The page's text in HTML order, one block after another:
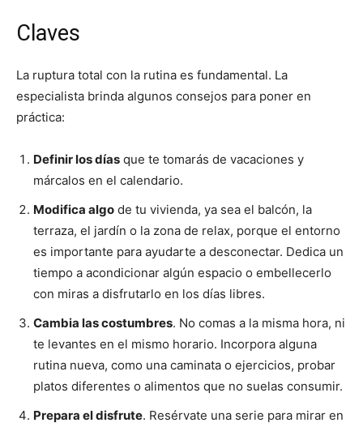
Claves
La ruptura total con la rutina es fundamental. La
especialista brinda algunos consejos para poner en
práctica:
Definir los días que te tomarás de vacaciones y
márcalos en el calendario.
Modifica algo de tu vivienda, ya sea el balcón, la
terraza, el jardín o la zona de relax, porque el entorno
es importante para ayudarte a desconectar. Dedica un
tiempo a acondicionar algún espacio o embellecerlo
con miras a disfrutarlo en los días libres.
Cambia las costumbres. No comas a la misma hora, ni
te levantes en el mismo horario. Incorpora alguna
rutina nueva, como una caminata o ejercicios, probar
platos diferentes o alimentos que no suelas consumir.
Prepara el disfrute. Resérvate una serie para mirar en